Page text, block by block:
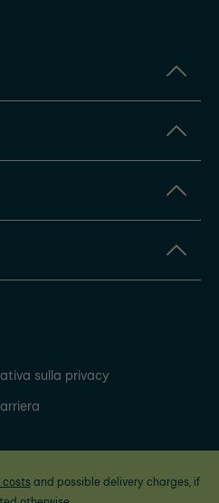
sulla privacy
costsand possible delivery charges, if